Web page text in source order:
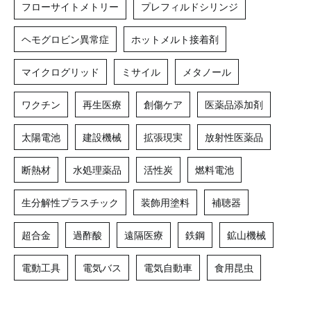
フローサイトメトリー プレフィルドシリンジ
ヘモグロビン異常症 ホットメルト接着剤
マイクログリッド ミサイル メタノール
ワクチン 再生医療 創傷ケア 医薬品添加剤
太陽電池 建設機械 拡張現実 放射性医薬品
断熱材 水処理薬品 活性炭 燃料電池
生分解性プラスチック 装飾用塗料 補聴器
超合金 過酢酸 遠隔医療 鉄鋼 鉱山機械
電動工具 電気バス 電気自動車 食用昆虫